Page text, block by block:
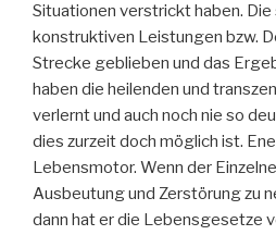
Situationen verstrickt haben.
konstruktiven Leistungen bzw.
Strecke geblieben und das
haben die heilenden und
verlernt und auch noch nie so
dies zurzeit doch möglich ist.
Lebensmotor. Wenn der
Ausbeutung und Zerstörung zu
dann hat er die Lebensgesetze